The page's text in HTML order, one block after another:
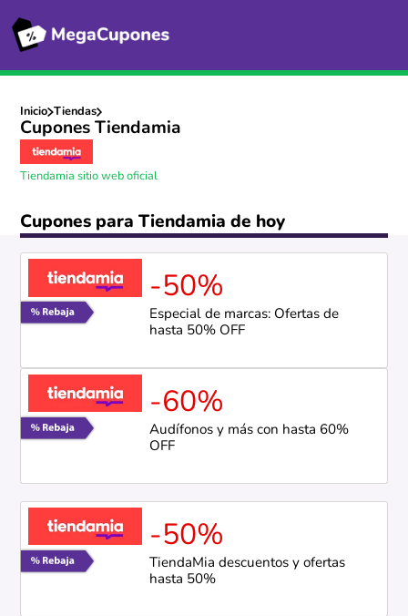
Inicio Tiendas
Cupones Tiendamia
Tiendamia sitio web oficial
Cupones para Tiendamia de hoy
-50%
Especial de marcas: Ofertas de
hasta 50% OFF
-60%
Audífonos y más con hasta 60%
OFF
-50%
TiendaMia descuentos y ofertas
hasta 50%